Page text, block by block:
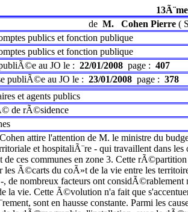
de M. Cohen Pierre (
publics et fonction publique
publics et fonction publique
au JO le : 22/01/2008 page : 407
publiÃ©e au JO le : 23/01/2008 page : 378
et agents publics
de rÃ©sidence
attire l'attention de M. le ministre du
et hospitaliÃ¨re - qui travaillent dans
de ces communes en zone 3. Cette
les Ã©carts du coÃ»t de la vie entre les
, de nombreux facteurs ont
la vie. Cette Ã©volution n'a fait que
sont en hausse constante. Parmi les